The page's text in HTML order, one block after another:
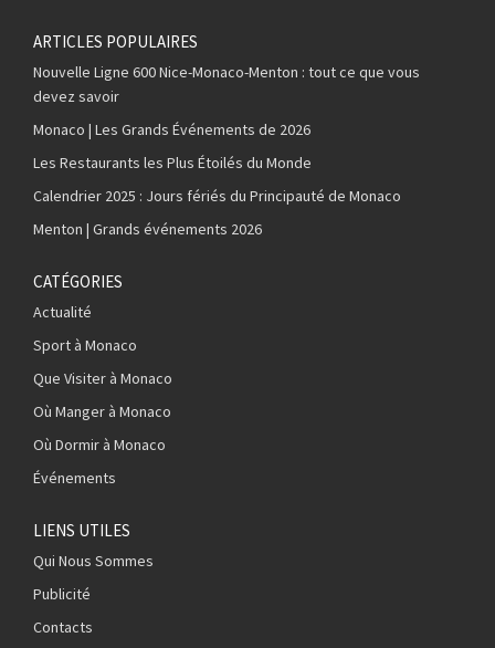
ARTICLES POPULAIRES
Nouvelle Ligne 600 Nice-Monaco-Menton : tout ce que vous
devez savoir
Monaco | Les Grands Événements de 2026
Les Restaurants les Plus Étoilés du Monde
Calendrier 2025 : Jours fériés du Principauté de Monaco
Menton | Grands événements 2026
CATÉGORIES
Actualité
Sport à Monaco
Que Visiter à Monaco
Où Manger à Monaco
Où Dormir à Monaco
Événements
LIENS UTILES
Qui Nous Sommes
Publicité
Contacts